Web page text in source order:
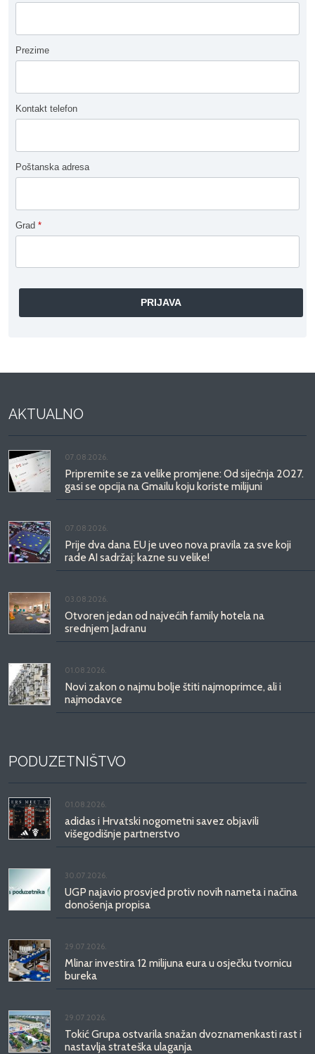
Prezime
Kontakt telefon
Poštanska adresa
Grad *
AKTUALNO
07.08.2026.
Pripremite se za velike promjene: Od siječnja 2027.
gasi se opcija na Gmailu koju koriste milijuni
07.08.2026.
Prije dva dana EU je uveo nova pravila za sve koji
rade AI sadržaj: kazne su velike!
03.08.2026.
Otvoren jedan od najvećih family hotela na
srednjem Jadranu
01.08.2026.
Novi zakon o najmu bolje štiti najmoprimce, ali i
najmodavce
PODUZETNIŠTVO
01.08.2026.
adidas i Hrvatski nogometni savez objavili
višegodišnje partnerstvo
30.07.2026.
UGP najavio prosvjed protiv novih nameta i načina
donošenja propisa
29.07.2026.
Mlinar investira 12 milijuna eura u osječku tvornicu
bureka
29.07.2026.
Tokić Grupa ostvarila snažan dvoznamenkasti rast i
nastavlja strateška ulaganja